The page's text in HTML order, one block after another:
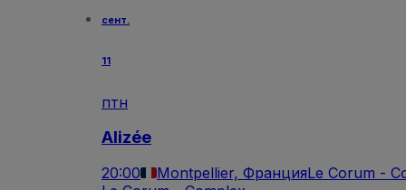
сент.
11
птн
Alizée
20:00 Montpellier, ФранцияLe Corum -